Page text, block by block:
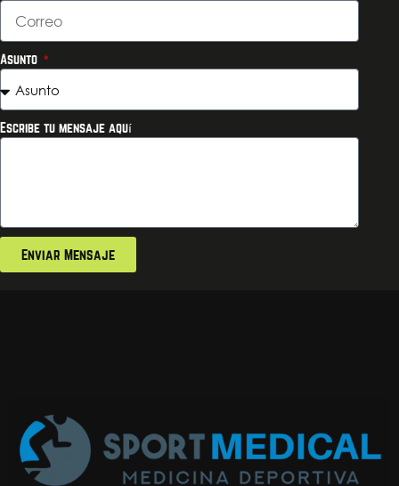
Asunto
Escribe tu mensaje aquí
Enviar Mensaje